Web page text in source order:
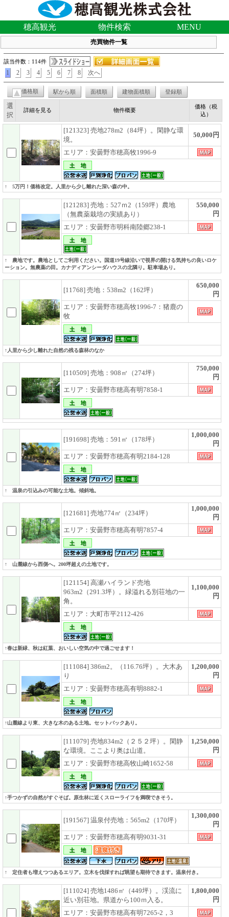
穂高観光 物件検索 MENU
売買物件一覧
該当件数：114件
1 2 3 4 5 6 7 8 次へ
価格順 駅から順 面積順 建物面積順 登録順
選
択
詳細を見る 物件概要
価格（税
込）
[121323] 売地278m2（84坪）。閑静な環
境。
50,000円
エリア：安曇野市穂高牧1996-9
↑ 5万円！価格改定。人里から少し離れた深い森の中。
[121283] 売地：527ｍ2（159坪）農地
（無農薬栽培の実績あり）
550,000
円
エリア：安曇野市明科南陸郷238-1
↑ 農地です。農地としてご利用ください。国道19号線沿いで視界の開ける気持ちの良いロケ
ーション。無農薬の田。カナディアンシーダハウスの北隣り。駐車場あり。
[11768] 売地：538m2（162坪）
650,000
円
エリア：安曇野市穂高牧1996-7：猪鹿の
牧
↑人里から少し離れた自然の残る森林のなか
[110509] 売地：908㎡（274坪）
750,000
円
エリア：安曇野市穂高有明7858-1
[191698] 売地：591㎡（178坪）
1,000,000
円
エリア：安曇野市穂高有明2184-128
↑ 温泉の引込みの可能な土地。傾斜地。
[121681] 売地774㎡（234坪）
1,000,000
円
エリア：安曇野市穂高有明7857-4
↑ 山麓線から西側へ。200坪超えの土地です。
[121154] 高瀬ハイランド売地
963m2（291.3坪）。緑溢れる別荘地の一
角。
1,100,000
円
エリア：大町市平2112-426
↑春は新緑、秋は紅葉、おいしい空気の中で過ごせます！
[111084] 386m2。（116.76坪）。大木あ
り
1,200,000
円
エリア：安曇野市穂高有明8882-1
↑山麓線より東、大きな木のある土地。セットバックあり。
[111079] 売地834m2（２５２坪）。閑静
な環境。ここより奥は山道。
1,250,000
円
エリア：安曇野市穂高牧山崎1652-58
↑手つかずの自然がすぐそば。原生林に近くスローライフを満喫できそう。
[191567] 温泉付売地：565m2（170坪）
1,300,000
円
エリア：安曇野市穂高有明9031-31
↑ 定住者も増えつつあるエリア。立木を伐採すれば眺望も期待できます。温泉付き。
[111024] 売地1486㎡（449坪）。渓流に
近い別荘地。県道から100ｍ入る。
1,800,000
円
エリア：安曇野市穂高有明7265-2，3